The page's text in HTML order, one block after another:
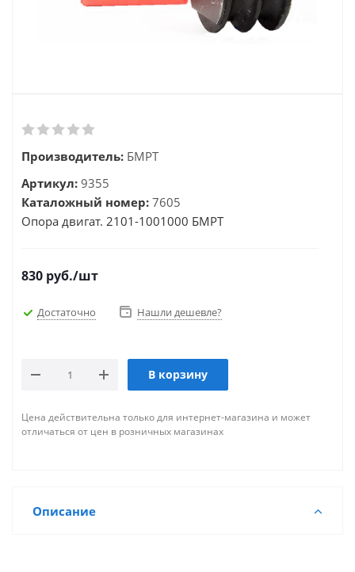
Производитель: БМРТ
Артикул: 9355
Каталожный номер: 7605
Опора двигат. 2101-1001000 БМРТ
830 руб./шт
Достаточно Нашли дешевле?
В корзину
Цена действительна только для интернет-магазина и может
отличаться от цен в розничных магазинах
Описание